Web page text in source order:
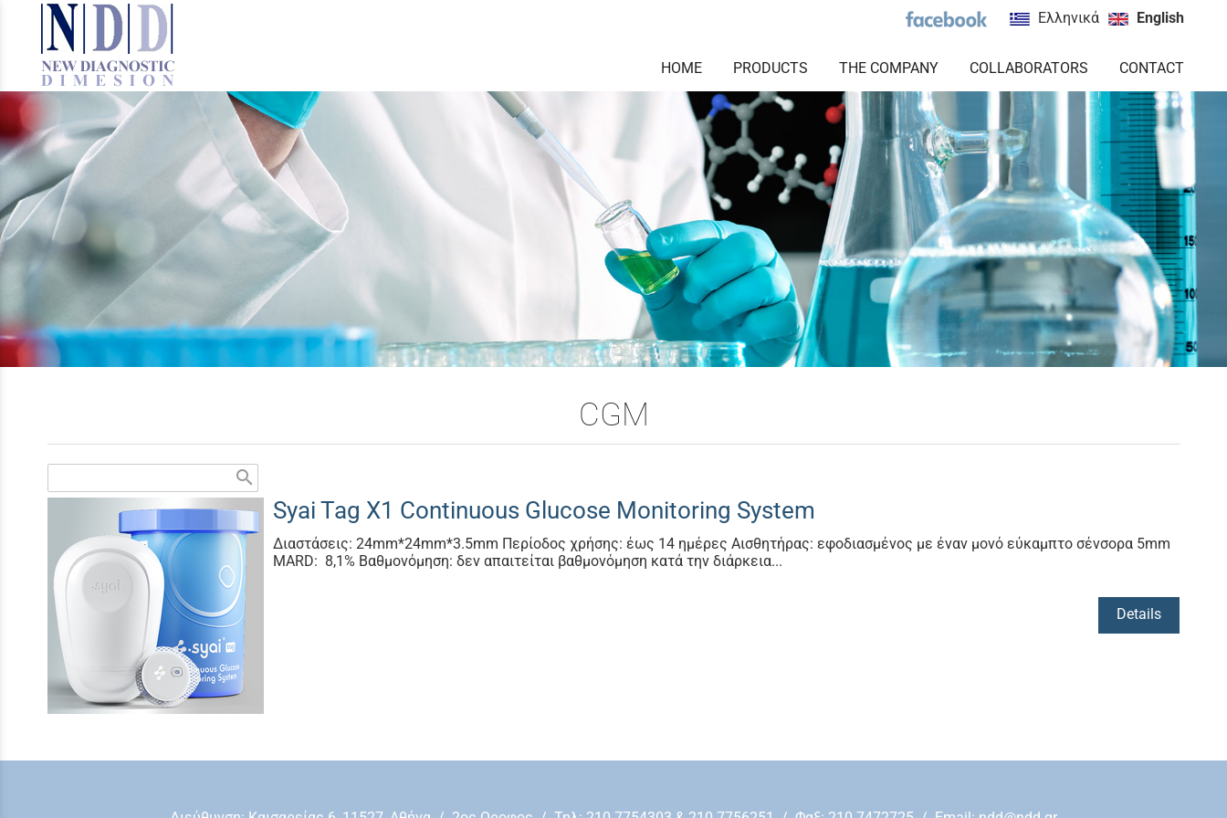
Ελληνικά English
HOME PRODUCTS THE COMPANY COLLABORATORS CONTACT
CGM
search
Syai Tag X1 Continuous Glucose Monitoring System
Διαστάσεις: 24mm*24mm*3.5mm Περίοδος χρήσης: έως 14 ημέρες Αισθητήρας: εφοδιασμένος με έναν μονό εύκαμπτο σένσορα 5mm
MARD: 8,1% Βαθμονόμηση: δεν απαιτείται βαθμονόμηση κατά την διάρκεια...
Details